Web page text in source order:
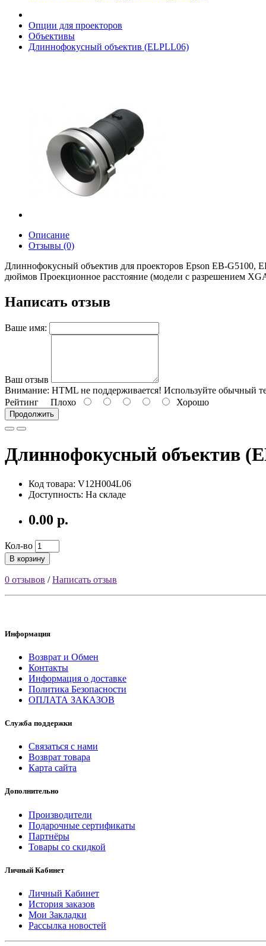
Опции для проекторов
Объективы
Длиннофокусный объектив (ELPLL06)
Описание
Отзывы (0)
Длиннофокусный объектив для проекторов Epson EB-G5100,
дюймов Проекционное расстояние (модели с разрешением
Написать отзыв
Ваше имя:
Ваш отзыв
Внимание: HTML не поддерживается! Используйте обычный
Рейтинг Плохо Хорошо
Продолжить
Длиннофокусный объектив
Код товара: V12H004L06
Доступность: На складе
0.00 р.
Кол-во
В корзину
0 отзывов /Написать отзыв
Информация
Возврат и Обмен
Контакты
Информация о доставке
Политика Безопасности
ОПЛАТА ЗАКАЗОВ
Служба поддержки
Связаться с нами
Возврат товара
Карта сайта
Дополнительно
Производители
Подарочные сертификаты
Партнёры
Товары со скидкой
Личный Кабинет
Личный Кабинет
История заказов
Мои Закладки
Рассылка новостей